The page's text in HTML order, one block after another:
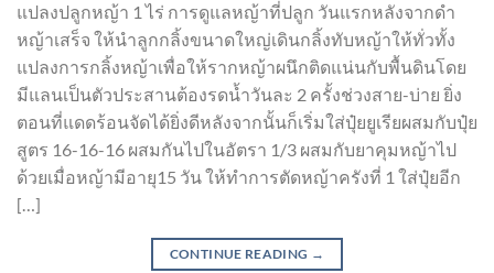
แปลงปลูกหญ้า 1 ไร่ การดูแลหญ้าที่ปลูก วันแรกหลังจากดำ
หญ้าเสร็จ ให้นำลูกกลิ้งขนาดใหญ่เดินกลิ้งทับหญ้าให้ทั่วทั้ง
แปลงการกลิ้งหญ้าเพื่อให้รากหญ้าผนึกติดแน่นกับพื้นดินโดย
มีแลนเป็นตัวประสานต้องรดน้ำวันละ 2 ครั้งช่วงสาย-บ่าย ยิ่ง
ตอนที่แดดร้อนจัดได้ยิ่งดีหลังจากนั้นก็เริ่มใส่ปุ๋ยยูเรียผสมกับปุ๋ย
สูตร 16-16-16 ผสมกันไปในอัตรา 1/3 ผสมกับยาคุมหญ้าไป
ด้วยเมื่อหญ้ามีอายุ15 วัน ให้ทำการตัดหญ้าครังที่ 1 ใส่ปุ๋ยอีก
[…]
CONTINUE READING →